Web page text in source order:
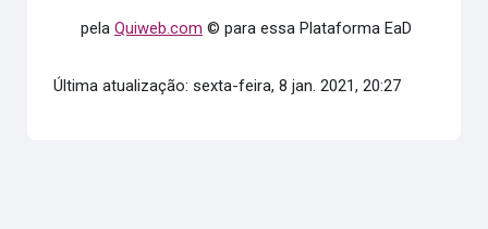
pela Quiweb.com © para essa Plataforma EaD
Última atualização: sexta-feira, 8 jan. 2021, 20:27